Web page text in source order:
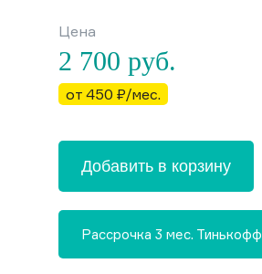
Цена
2 700 руб.
от 450 ₽/мес.
Добавить в корзину
Рассрочка 3 мес. Тинькофф